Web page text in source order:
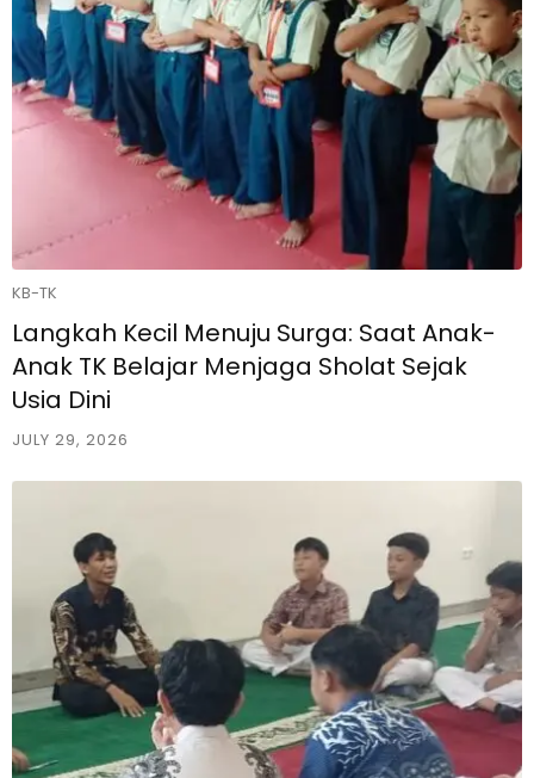
KB-TK
Langkah Kecil Menuju Surga: Saat Anak-
Anak TK Belajar Menjaga Sholat Sejak
Usia Dini
JULY 29, 2026